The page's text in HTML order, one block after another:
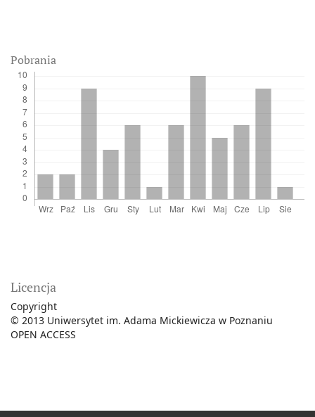
Pobrania
Licencja
Copyright
© 2013 Uniwersytet im. Adama Mickiewicza w Poznaniu
OPEN ACCESS